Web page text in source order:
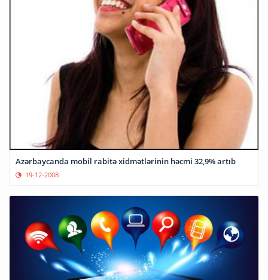
Azərbaycanda mobil rabitə xidmətlərinin həcmi 32,9% artıb
19-12-2008